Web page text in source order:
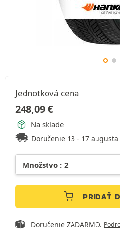
Jednotková cena
248,09€
Na sklade
Doručenie 13 - 17 augusta
PRIDAŤ
Doručenie ZADARMO.